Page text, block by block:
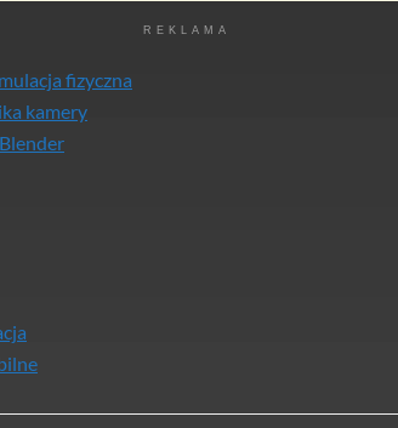
REKLAMA
fizyczna
kamery